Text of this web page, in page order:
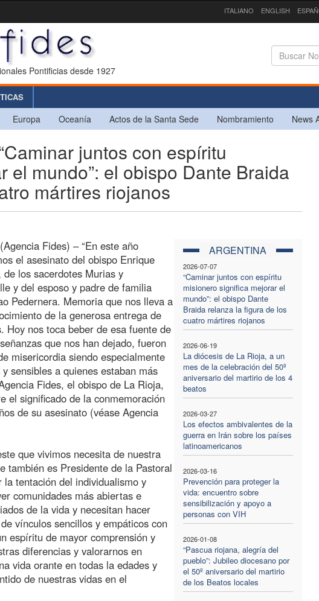
ITALIANO ENGLISH
Pontificias desde 1927
Europa Oceanía Actos de la Santa Sede Nombramiento News
juntos con espíritu
el mundo”: el obispo Dante Braida
mártires riojanos
ARGENTINA
2026-07-07
“Caminar juntos con espíritu
misionero significa mejorar el
mundo”: el obispo Dante
Braida relanza la figura de los
cuatro mártires riojanos
2026-06-19
La diócesis de La Rioja, a un
mes de la celebración del 50º
aniversario del martirio de los 4
beatos
2026-03-27
Los efectos ambivalentes de la
guerra en Irán sobre los países
latinoamericanos
2026-03-16
Prevención para proteger la
vida: encuentro sobre
sensibilización y apoyo a
personas con VIH
2026-01-08
“Pascua riojana, alegría del
pueblo”: Jubileo diocesano por
el 50º aniversario del martirio
de los Beatos locales
Fides) – “En este año
el asesinato del obispo Enrique
de los sacerdotes Murias y
y del esposo y padre de familia
Pedernera. Memoria que nos lleva a
de la generosa entrega de
Hoy nos toca beber de esa fuente de
que nos han dejado, fueron
misericordia siendo especialmente
y sensibles a quienes estaban más
Fides, el obispo de La Rioja,
el significado de la conmemoración
de su asesinato (véase Agencia
que vivimos necesita de nuestra
también es Presidente de la Pastoral
tentación del individualismo y
comunidades más abiertas e
de la vida y necesitan hacer
vínculos sencillos y empáticos con
espíritu de mayor comprensión y
diferencias y valorarnos en
vida orante en todas la edades y
de nuestras vidas en el